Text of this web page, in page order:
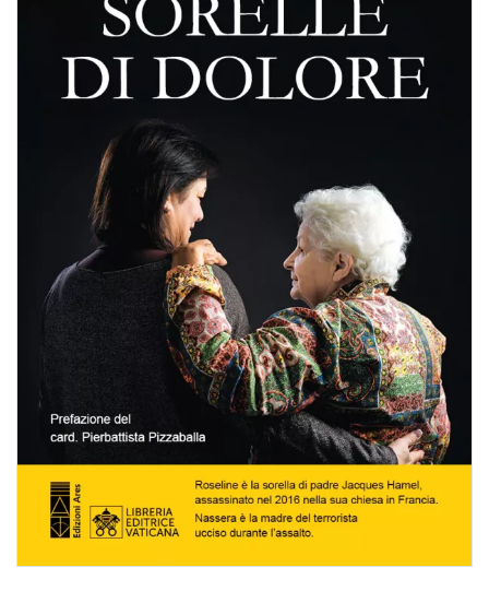
BIOGRAFIE
ATTUALITÀ